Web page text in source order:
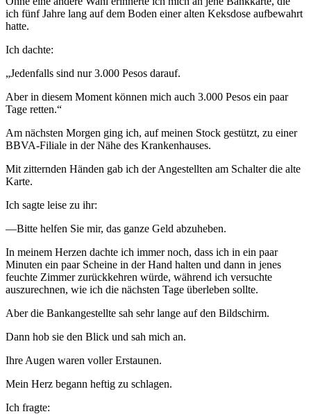
ich fünf Jahre lang auf dem Boden einer alten Keksdose aufbewahrt
hatte.
Ich dachte:
„Jedenfalls sind nur 3.000 Pesos darauf.
Aber in diesem Moment können mich auch 3.000 Pesos ein paar
Tage retten.“
Am nächsten Morgen ging ich, auf meinen Stock gestützt, zu einer
BBVA-Filiale in der Nähe des Krankenhauses.
Mit zitternden Händen gab ich der Angestellten am Schalter die alte
Karte.
Ich sagte leise zu ihr:
—Bitte helfen Sie mir, das ganze Geld abzuheben.
In meinem Herzen dachte ich immer noch, dass ich in ein paar
Minuten ein paar Scheine in der Hand halten und dann in jenes
feuchte Zimmer zurückkehren würde, während ich versuchte
auszurechnen, wie ich die nächsten Tage überleben sollte.
Aber die Bankangestellte sah sehr lange auf den Bildschirm.
Dann hob sie den Blick und sah mich an.
Ihre Augen waren voller Erstaunen.
Mein Herz begann heftig zu schlagen.
Ich fragte: